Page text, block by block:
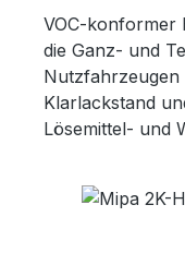
VOC-konformer
die Ganz- und
Nutzfahrzeugen
Klarlackstand
Lösemittel- und
Bildergalerie